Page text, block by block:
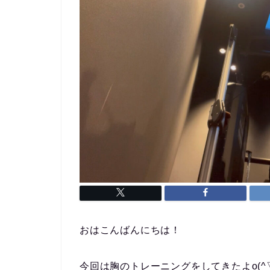
おはこんばんにちは！
今回は胸のトレーニングをしてきたよ